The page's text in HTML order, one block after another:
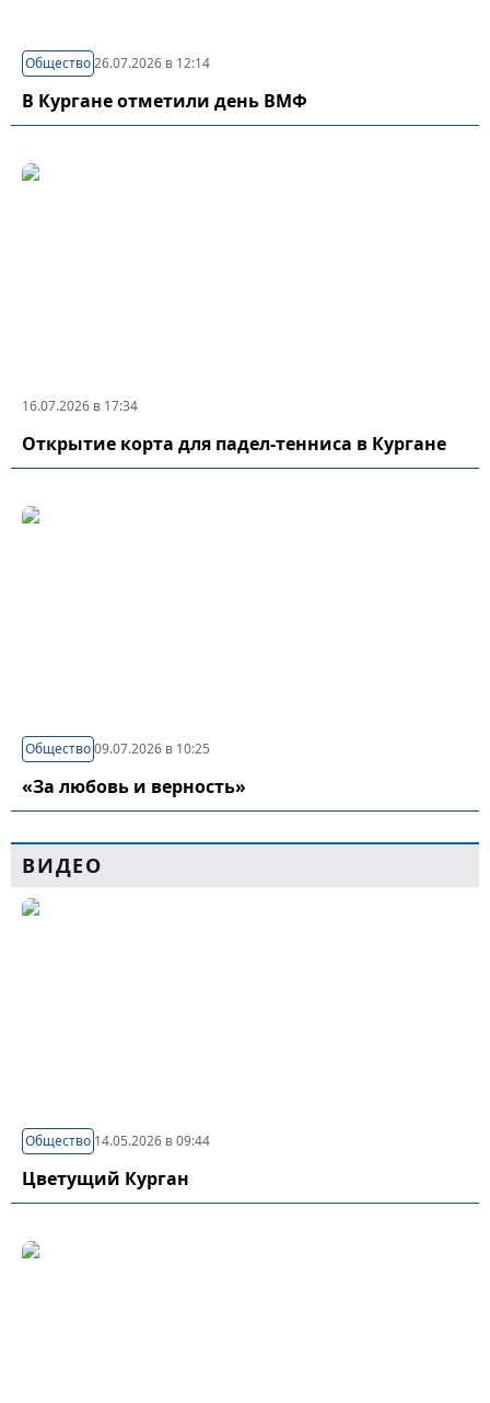
Общество26.07.2026 в 12:14
В Кургане отметили день ВМФ
16.07.2026 в 17:34
Открытие корта для падел-тенниса в Кургане
Общество09.07.2026 в 10:25
«За любовь и верность»
ВИДЕО
Общество 14.05.2026 в 09:44
Цветущий Курган